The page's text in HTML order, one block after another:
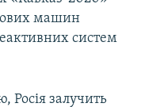
машин
систем
Росія залучить